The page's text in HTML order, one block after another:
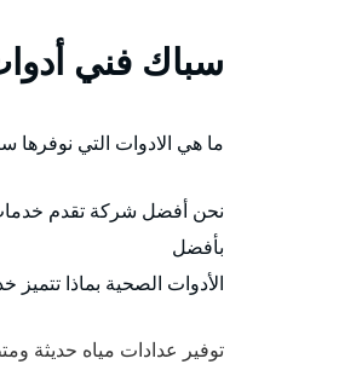
سباك فني
ما هي الادوات التي
نحن أفضل شركة تقدم
بأفضل
الأدوات الصحية بماذا تتميز
توفير عدادات مياه حديثة